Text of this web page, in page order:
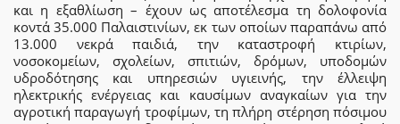
και η εξαθλίωση – έχουν ως αποτέλεσμα τη δολοφονία
κοντά 35.000 Παλαιστινίων, εκ των οποίων παραπάνω από
13.000 νεκρά παιδιά, την καταστροφή κτιρίων,
νοσοκομείων, σχολείων, σπιτιών, δρόμων, υποδομών
υδροδότησης και υπηρεσιών υγιεινής, την έλλειψη
ηλεκτρικής ενέργειας και καυσίμων αναγκαίων για την
αγροτική παραγωγή τροφίμων, τη πλήρη στέρηση πόσιμου